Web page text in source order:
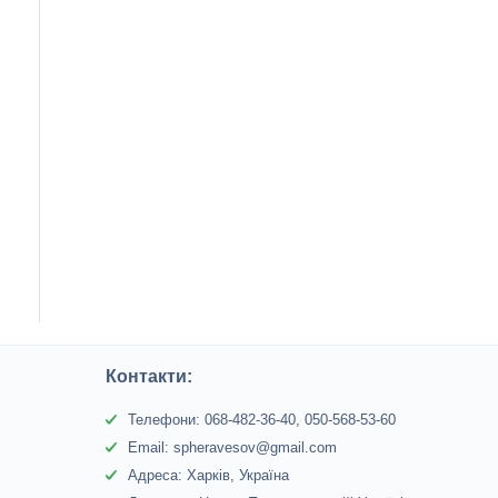
Контакти:
Телефони: 068-482-36-40, 050-568-53-60
Email: spheravesov@gmail.com
Адреса: Харків, Україна